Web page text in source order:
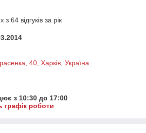
64 відгуків за рік
40, Харків, Україна
з 10:30 до 17:00
графік роботи